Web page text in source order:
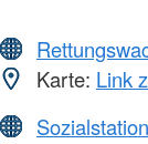
Karte: Link